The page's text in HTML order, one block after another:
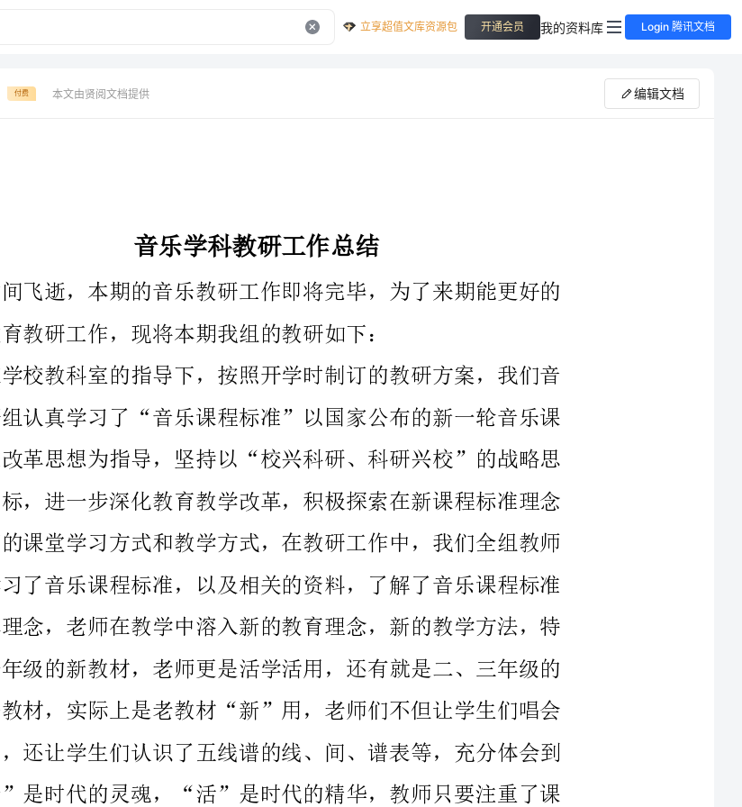
立享超值文库资源包 开通会员 我的资料库 Login 腾讯文档
付费 本文由贤阅文档提供 编辑文档
在教育教学中以理论为指导，创设环境让学生主动参与、主动
学习是教学的宗旨，我组教师积极主动地投入到学校开展的研究性
学习教改之中，勇于探索，大胆创新。本期以《音乐上资源的开发
开展教育教研工作，现将本期我组的教研如下：
在学校教科室的指导下，按照开学时制订的教研方案，我们音
乐教研组认真学习了“音乐课程标准”以国家公布的新一轮音乐课
想为目标，进一步深化教育教学改革，积极探索在新课程标准理念
指导下的课堂学习方式和教学方式，在教研工作中，我们全组教师
认真学习了音乐课程标准，以及相关的资料，了解了音乐课程标准
的根本理念，老师在教学中溶入新的教育理念，新的教学方法，特
五线谱教材，实际上是老教材“新”用，老师们不但让学生们唱会
了歌曲，还让学生们认识了五线谱的线、间、谱表等，充分体会到
了“新”是时代的灵魂，“活”是时代的精华，教师只要注重了课